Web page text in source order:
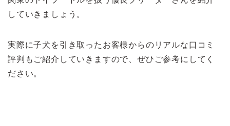
していきましょう。
実際に子犬を引き取ったお客様からのリアルな口コミ
評判もご紹介していきますので、ぜひご参考にしてく
ださい。